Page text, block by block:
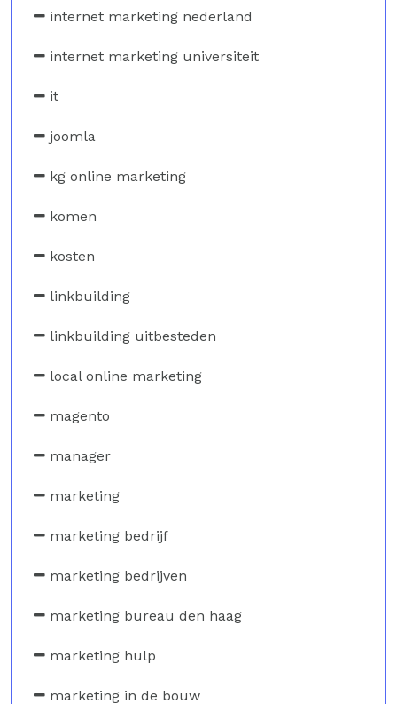
internet marketing nederland
internet marketing universiteit
it
joomla
kg online marketing
komen
kosten
linkbuilding
linkbuilding uitbesteden
local online marketing
magento
manager
marketing
marketing bedrijf
marketing bedrijven
marketing bureau den haag
marketing hulp
marketing in de bouw